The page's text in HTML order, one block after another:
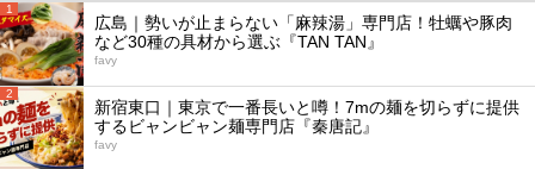
1
広島｜勢いが止まらない「麻辣湯」専門店！牡蠣や豚肉
など30種の具材から選ぶ『TAN TAN』
favy
2
新宿東口｜東京で一番長いと噂！7mの麺を切らずに提供
するビャンビャン麺専門店『秦唐記』
favy